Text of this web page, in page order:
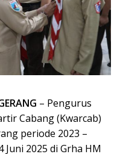
– Pengurus
Cabang (Kwarcab)
periode 2023 –
2025 di Grha HM